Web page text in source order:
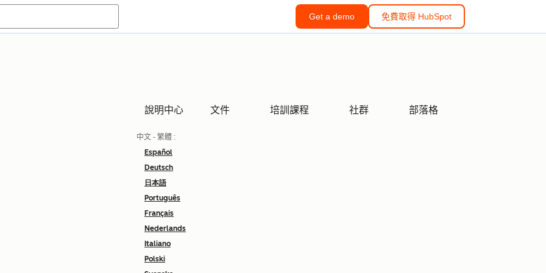
Get a demo 免費取得 HubSpot
說明中心 文件 培訓課程 社群 部落格
中文 - 繁體 :
Español
Deutsch
日本語
Português
Français
Nederlands
Italiano
Polski